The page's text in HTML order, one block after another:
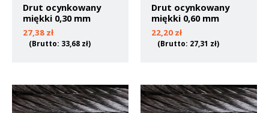
Drut ocynkowany
miękki 0,30 mm
27,38 zł
(Brutto: 33,68 zł)
Drut ocynkowany
miękki 0,60 mm
22,20 zł
(Brutto: 27,31 zł)